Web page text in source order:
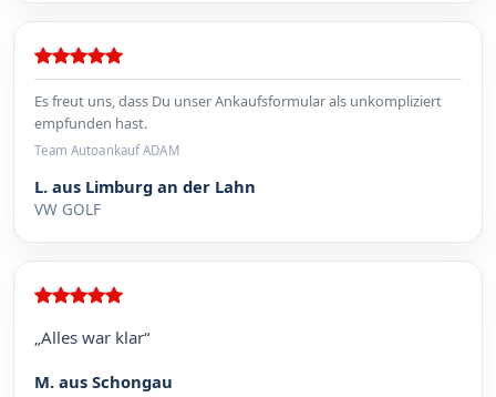
Es freut uns, dass Du unser Ankaufsformular als unkompliziert
empfunden hast.
Team Autoankauf ADAM
L. aus Limburg an der Lahn
VW GOLF
„Alles war klar“
M. aus Schongau